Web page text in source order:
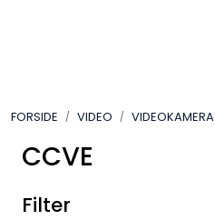
FORSIDE VIDEO VIDEOKAMERA
CCVE
Filter
LYD